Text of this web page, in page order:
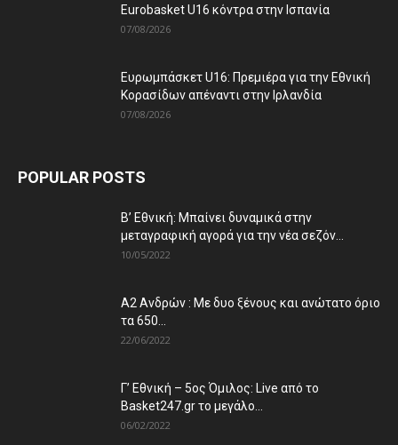
Eurobasket U16 κόντρα στην Ισπανία
07/08/2026
Ευρωμπάσκετ U16: Πρεμιέρα για την Εθνική
Κορασίδων απέναντι στην Ιρλανδία
07/08/2026
POPULAR POSTS
Β’ Εθνική: Μπαίνει δυναμικά στην
μεταγραφική αγορά για την νέα σεζόν...
10/05/2022
Α2 Ανδρών : Με δυο ξένους και ανώτατο όριο
τα 650...
22/06/2022
Γ’ Εθνική – 5ος Όμιλος: Live από το
Basket247.gr το μεγάλο...
06/02/2022